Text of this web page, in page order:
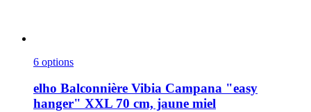
6 options
elho Balconnière Vibia Campana "easy
hanger" XXL 70 cm, jaune miel